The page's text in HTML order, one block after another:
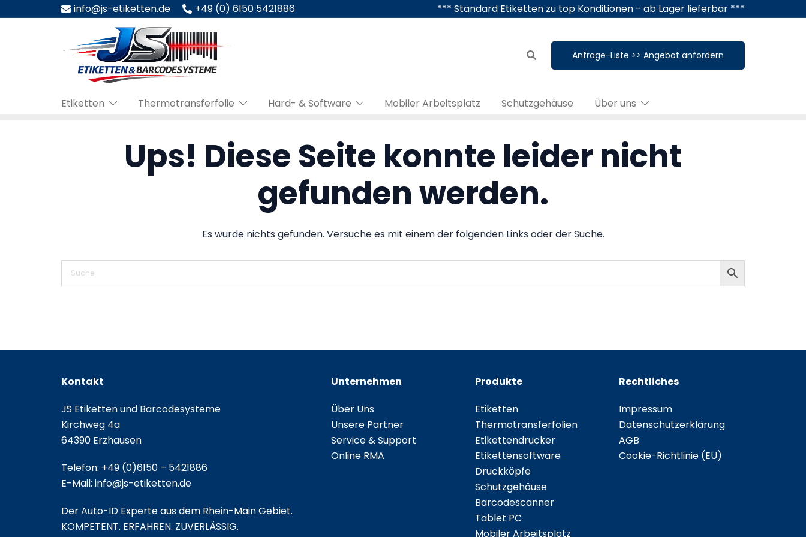
Inhalt
info@js-etiketten.de +49 (0) 6150 5421886 *** Standard Etiketten zu top Konditionen - ab Lager lieferbar ***
Anfrage-Liste >> Angebot anfordern
Etiketten Thermotransferfolie Hard- & Software Mobiler Arbeitsplatz Schutzgehäuse Über uns
Ups! Diese Seite konnte leider nicht
gefunden werden.
Es wurde nichts gefunden. Versuche es mit einem der folgenden Links oder der Suche.
Kontakt
JS Etiketten und Barcodesysteme
Kirchweg 4a
64390 Erzhausen
Telefon: +49 (0)6150 – 5421886
E-Mail: info@js-etiketten.de
Der Auto-ID Experte aus dem Rhein-Main Gebiet.
KOMPETENT. ERFAHREN. ZUVERLÄSSIG.
Unternehmen
Über Uns
Unsere Partner
Service & Support
Online RMA
Produkte
Etiketten
Thermotransferfolien
Etikettendrucker
Etikettensoftware
Druckköpfe
Schutzgehäuse
Barcodescanner
Tablet PC
Mobiler Arbeitsplatz
Rechtliches
Impressum
Datenschutzerklärung
AGB
Cookie-Richtlinie (EU)